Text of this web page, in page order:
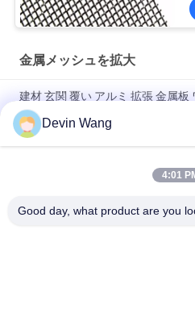
金属メッシュを拡大
建材 玄関 覆い アルミ 拡張 金属板
バフル
磁気信号遮断 接地 メタルメッシ
スタイリッシュな建築プロジェク
Devin Wang
4:01
Good day, what product are you